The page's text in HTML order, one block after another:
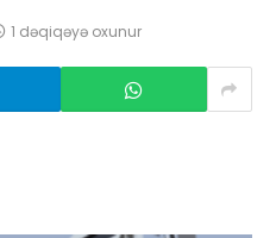
1 dəqiqəyə oxunur